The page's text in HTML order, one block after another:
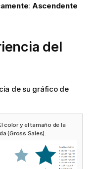
: Ascendente
del
de su gráfico de
color y el tamaño de la
(Gross Sales).